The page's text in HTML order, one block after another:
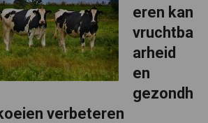
eren kan
vruchtba
arheid
en
gezondh
verbeteren